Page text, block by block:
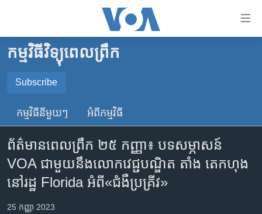
គេហទំព័រ​
ទាក់ទង
រំលង​
ទំព័រ​
ព័ត៌មាន​​
ម្តង
និង​
កម្ពុជា
អន្តរជាតិ
ចិន
ហេឡូវីអូអេ
កម្ពុជាច្នៃប្រតិដ្ឋ
ព្រឹត្តិការណ៍ព័ត៌មាន
ទូរទស្សន៍ / វីដេអូ​
កម្មវិធីវិទ្យុពេលព្រឹក
Subscribe
SUBSCRIBE
Spotify
កម្មវិធី​នីមួយៗ អំពី​កម្មវិធី​
ព័ត៌មានពេលព្រឹក ២៥ កញ្ញា៖ បទសម្ភាសន៍
VOA ជាមួយនឹង​លោក​វេជ្ជបណ្ឌិត តាំង តេកហុង
នៅ​រដ្ឋ Florida អំពី«ជំងឺ​ប្រគ្រីវ»
25 កញ្ញា 2023